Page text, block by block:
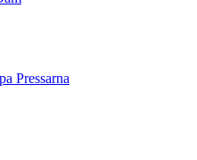
Pressarna